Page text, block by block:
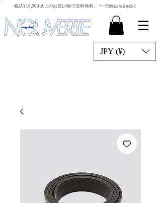
​税込¥10,000以上のお買い物で送料無料。 *一部離島地域を除く
JPY (¥)